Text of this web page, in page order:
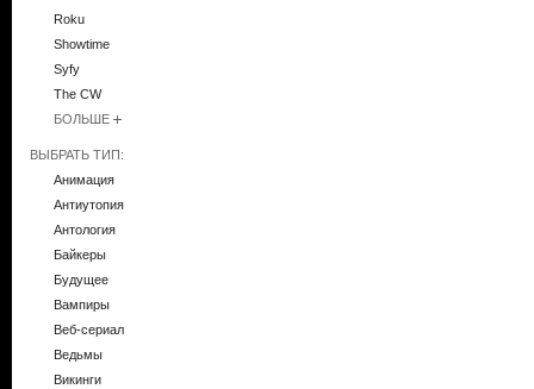
Roku
Showtime
Syfy
The CW
БОЛЬШЕ
ВЫБРАТЬ ТИП:
Анимация
Антиутопия
Антология
Байкеры
Будущее
Вампиры
Веб-сериал
Ведьмы
Викинги